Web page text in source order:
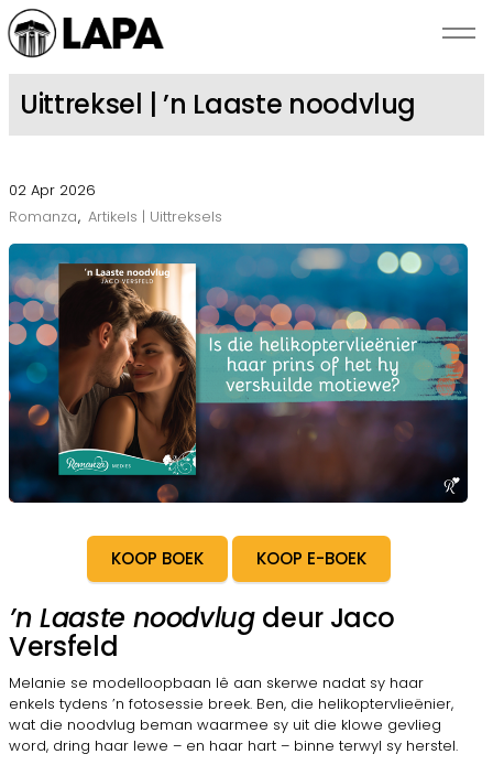
SKRYWERS
BEKENDSTELLINGS
ROMANZA
OOR LAPA
KONTAK ONS
Uittreksel | ’n Laaste noodvlug
02 Apr 2026
Romanza Artikels | Uittreksels
KOOP BOEK KOOP E-BOEK
’n Laaste noodvlug deur Jaco
Versfeld
Melanie se modelloopbaan lê aan skerwe nadat sy haar
enkels tydens ’n fotosessie breek. Ben, die helikoptervlieënier,
wat die noodvlug beman waarmee sy uit die klowe gevlieg
word, dring haar lewe – en haar hart – binne terwyl sy herstel.